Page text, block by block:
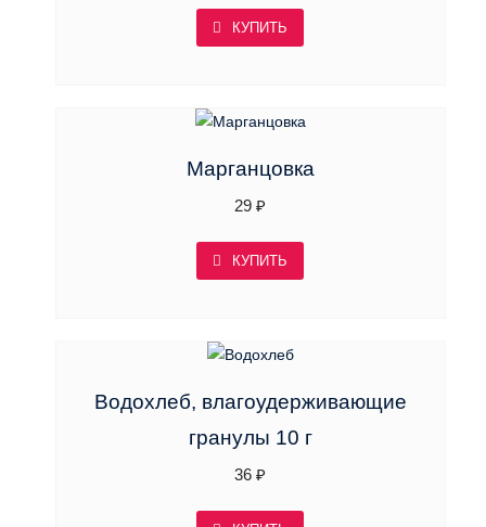
КУПИТЬ
Марганцовка
29₽
КУПИТЬ
Водохлеб, влагоудерживающие
гранулы 10 г
36₽